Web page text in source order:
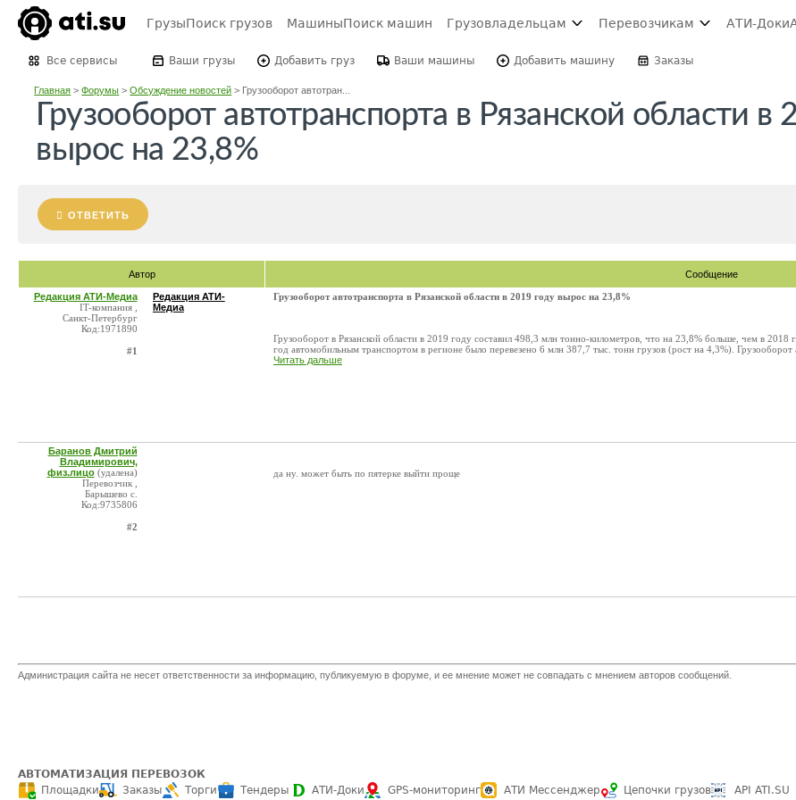
ГрузыПоиск грузов МашиныПоиск машин Грузовладельцам Перевозчикам АТИ-Доки
Все сервисы Ваши грузы Добавить груз Ваши машины Добавить машину Заказы
Главная >Форумы >Обсуждение новостей > Грузооборот автотран...
Грузооборот автотранспорта в Рязанской области в
вырос на 23,8%
ОТВЕТИТЬ
Автор Сообщение
Редакция АТИ-Медиа
IT-компания ,
Санкт-Петербург
Код:1971890
#1
Редакция АТИ-
Медиа
Грузооборот автотранспорта в Рязанской области в 2019 году вырос на 23,8%
Грузооборот в Рязанской области в 2019 году составил 498,3 млн тонно-километров, что на 23,8% больше, чем в 2018
год автомобильным транспортом в регионе было перевезено 6 млн 387,7 тыс. тонн грузов (рост на 4,3%). Грузооборот
Читать дальше
Баранов Дмитрий
Владимирович,
физ.лицо (удалена)
Перевозчик ,
Барышево с.
Код:9735806
#2
да ну. может быть по пятерке выйти проще
Администрация сайта не несет ответственности за информацию, публикуемую в форуме, и ее мнение может не совпадать с мнением авторов сообщений.
АВТОМАТИЗАЦИЯ ПЕРЕВОЗОК
Площадки
Заказы Торги Тендеры АТИ-Доки GPS-мониторинг АТИ Мессенджер Цепочки грузов API ATI.SU